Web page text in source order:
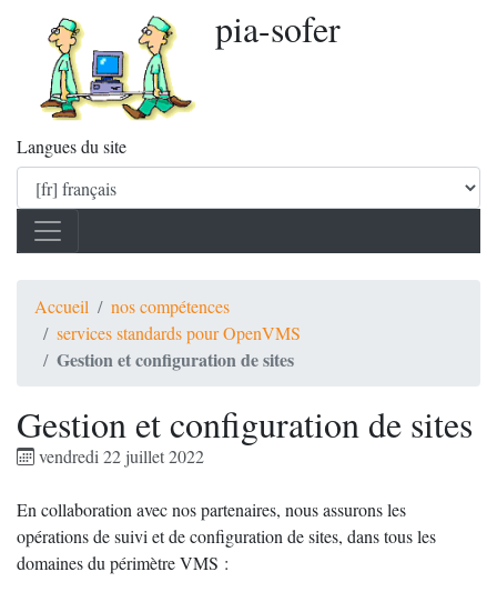
pia-sofer
Langues du site
Accueil
nos compétences
services standards pour OpenVMS
Gestion et configuration de sites
Gestion et configuration de sites
vendredi 22 juillet 2022
En collaboration avec nos partenaires, nous assurons les
opérations de suivi et de configuration de sites, dans tous les
domaines du périmètre VMS :